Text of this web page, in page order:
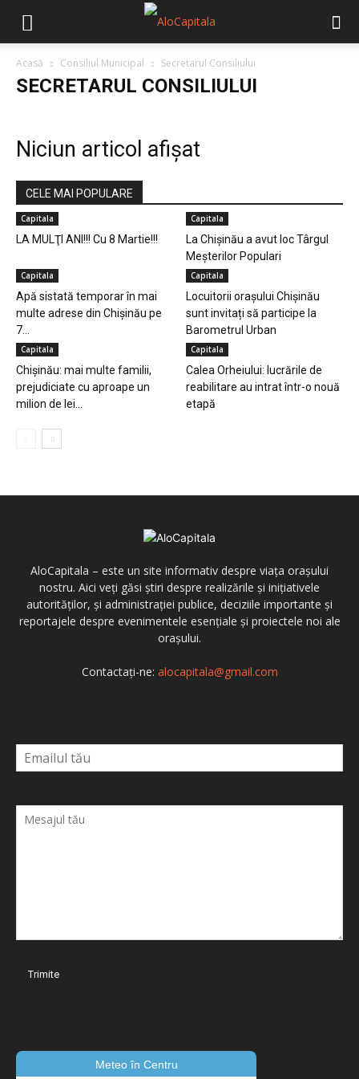
Acasă Consiliul Municipal Secretarul Consiliului
SECRETARUL CONSILIULUI
Niciun articol afișat
CELE MAI POPULARE
Capitala
LA MULŢI ANI!!! Cu 8 Martie!!!
Capitala
La Chișinău a avut loc Târgul
Meșterilor Populari
Capitala
Apă sistată temporar în mai
multe adrese din Chișinău pe
7...
Capitala
Locuitorii orașului Chișinău
sunt invitați să participe la
Barometrul Urban
Capitala
Chișinău: mai multe familii,
prejudiciate cu aproape un
milion de lei...
Capitala
Calea Orheiului: lucrările de
reabilitare au intrat într-o nouă
etapă
AloCapitala – este un site informativ despre viața orașului
nostru. Aici veți găsi știri despre realizările și inițiativele
autorităților, și administrației publice, deciziile importante și
reportajele despre evenimentele esențiale și proiectele noi ale
orașului.
Contactați-ne: alocapitala@gmail.com
Meteo în Centru